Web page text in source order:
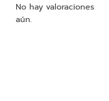
No hay valoraciones
aún.